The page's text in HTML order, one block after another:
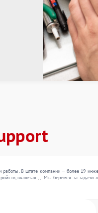
В штате компании — более 19
включая , , . Мы беремся за